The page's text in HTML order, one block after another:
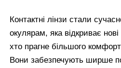
Контактні лінзи стали
окулярам, яка відкриває
хто прагне більшого
Вони забезпечують ширше